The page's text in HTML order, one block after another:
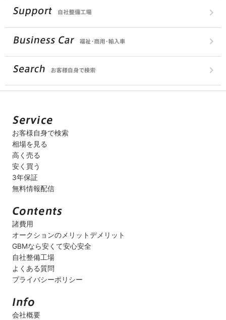
お客様自身で検索
相場を見る
高く売る
安く買う
3年保証
無料情報配信
諸費用
オークションのメリットデメリット
GBMなら安くて安心安全
自社整備工場
よくある質問
プライバシーポリシー
会社概要